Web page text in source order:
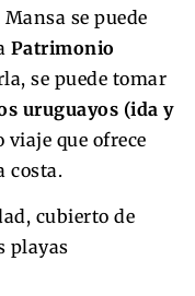
se puede
Patrimonio
se puede tomar
uruguayos (ida y
que ofrece
costa.
cubierto de
playas